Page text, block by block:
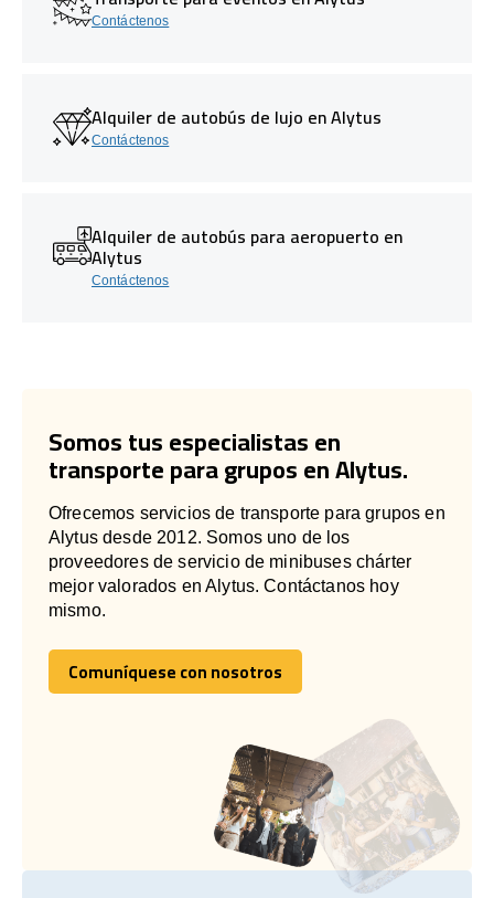
Contáctenos
Alquiler de autobús de lujo en Alytus
Contáctenos
Alquiler de autobús para aeropuerto en
Alytus
Contáctenos
Somos tus especialistas en
transporte para grupos en Alytus.
Ofrecemos servicios de transporte para grupos en
Alytus desde 2012. Somos uno de los
proveedores de servicio de minibuses chárter
mejor valorados en Alytus. Contáctanos hoy
mismo.
Comuníquese con nosotros
Comuníquese con nosotros